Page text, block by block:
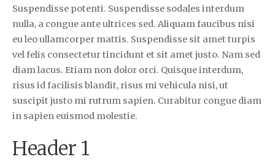
Suspendisse potenti. Suspendisse sodales interdum
nulla, a congue ante ultrices sed. Aliquam faucibus nisi
eu leo ullamcorper mattis. Suspendisse sit amet turpis
vel felis consectetur tincidunt et sit amet justo. Nam sed
diam lacus. Etiam non dolor orci. Quisque interdum,
risus id facilisis blandit, risus mi vehicula nisi, ut
suscipit justo mi rutrum sapien. Curabitur congue diam
in sapien euismod molestie.
Header 1